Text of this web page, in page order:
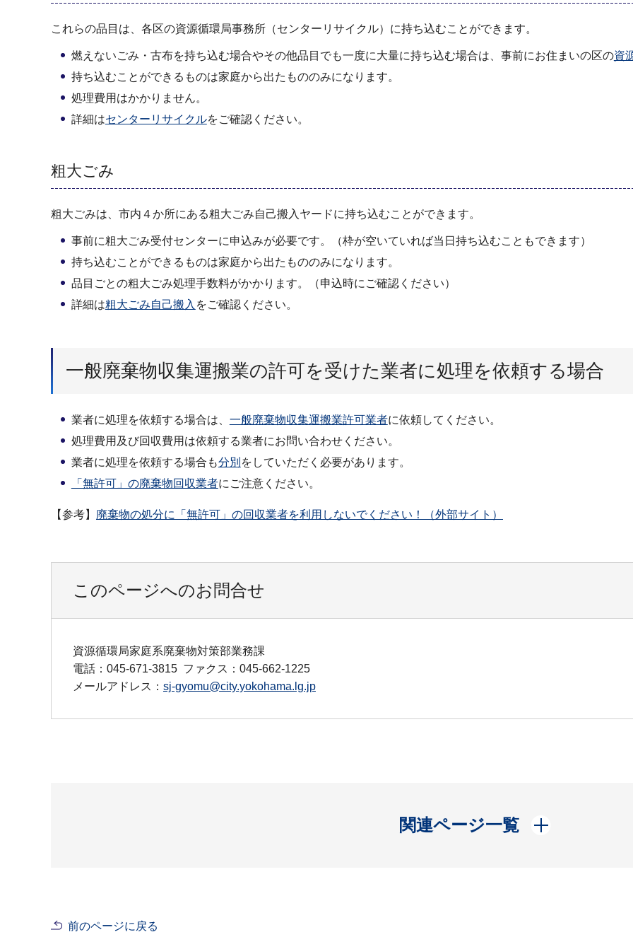
これらの品目は、各区の資源循環局事務所（センターリサイクル）に持ち込むことができます。
燃えないごみ・古布を持ち込む場合やその他品目でも一度に大量に持ち込む場合は、事前にお住まいの区の資
持ち込むことができるものは家庭から出たもののみになります。
処理費用はかかりません。
詳細はセンターリサイクルをご確認ください。
粗大ごみ
粗大ごみは、市内４か所にある粗大ごみ自己搬入ヤードに持ち込むことができます。
事前に粗大ごみ受付センターに申込みが必要です。（枠が空いていれば当日持ち込むこともできます）
持ち込むことができるものは家庭から出たもののみになります。
品目ごとの粗大ごみ処理手数料がかかります。（申込時にご確認ください）
詳細は粗大ごみ自己搬入 をご確認ください。
一般廃棄物収集運搬業の許可を受けた業者に処理を依頼する場合
業者に処理を依頼する場合は、 一般廃棄物収集運搬業許可業者に依頼してください。
処理費用及び回収費用は依頼する業者にお問い合わせください。
業者に処理を依頼する場合も分別 をしていただく必要があります。
「無許可」の廃棄物回収業者にご注意ください。
【参考】 廃棄物の処分に「無許可」の回収業者を利用しないでください！（外部サイト）
このページへのお問合せ
資源循環局家庭系廃棄物対策部業務課
電話：045-671-3815 ファクス：045-662-1225
メールアドレス： sj-gyomu@city.yokohama.lg.jp
関連ページ一覧
開く
前のページに戻る